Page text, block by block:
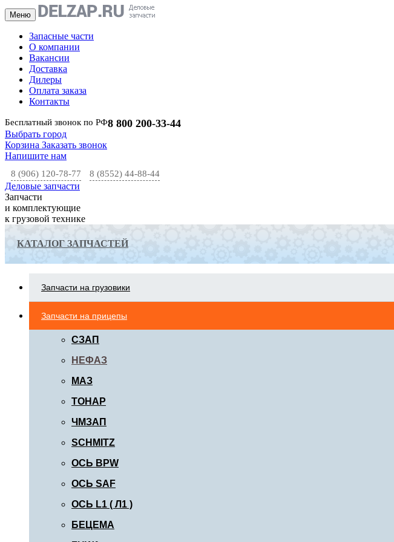
Меню
Запасные части
О компании
Вакансии
Доставка
Дилеры
Оплата заказа
Контакты
Бесплатный звонок по РФ8 800 200-33-44
Выбрать город
Корзина Заказать звонок
Напишите нам
8 (906) 120-78-77 8 (8552) 44-88-44
Деловые запчасти
Запчасти
и комплектующие
к грузовой технике
КАТАЛОГ ЗАПЧАСТЕЙ
Запчасти на грузовики
Запчасти на прицепы
СЗАП
НЕФАЗ
МАЗ
ТОНАР
ЧМЗАП
SCHMITZ
ОСЬ BPW
ОСЬ SAF
ОСЬ L1 ( Л1 )
БЕЦЕМА